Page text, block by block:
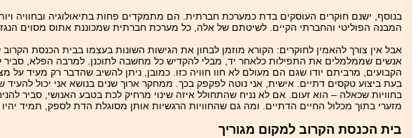
בנוסף, ישנם חוקרים העוסקים בדת כמערכת חברתית. הם מתמקדים פחות בתיאולוגיה ובחוויה
המבנה הפוליטי והחברתי הקיים. לשיטתם של אלה, כל מערכת חברתית שמכוננת אתוס מסוים
אבל אין צורך להאמין לחוקרים: הקורא מוזמן לבחון את הגישות השונות בעצמו בבית הכנסת
אנשים שממלמלים את התפילות כלאחר יד, מבלי להקדיש כל מחשבה לתוכנן. למרבה הפלא,
הקבועים, מרביתם יודו שגם הם מעולם לא חוו חוויה כזו. כמובן, ניתן להשיב שהדבר רק מעיד על
בעת ביצוע טקסים דתיים. אישית, אני נוטה לפקפק בכך. ממחקר ארוך שנים בנושא אני יכול
בחוויות שכאלה – הוא זעום. אם לא נניח שהתחולל איזה שינוי מרחיק לכת בטבע האנושי, סביר
מזערי בתוך מכלול החיים הדתיים. ומה גם שהחוויות הרגשיות אותן מסוגלת הדת לספק, תמיד
בית הכנסת הקרוב למקום מגוריך